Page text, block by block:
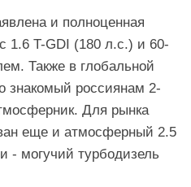
и полноценная
1.6 T-GDI (180 л.с.) и 60-
Также в глобальной
знакомый россиянам 2-
Для рынка
еще и атмосферный 2.5
- могучий турбодизель